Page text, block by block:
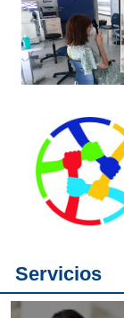
Servicios